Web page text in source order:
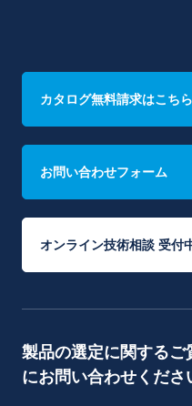
カタログ無料請求はこちら
お問い合わせフォーム
オンライン技術相談 受付
製品の選定に関する
にお問い合わせくださ